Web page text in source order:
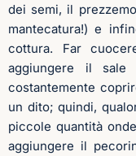
dei semi, il
mantecatura!) e
cottura. Far
aggiungere il sale
costantemente
un dito; quindi,
piccole quantità
aggiungere il